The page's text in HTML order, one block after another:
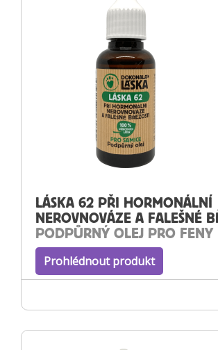
LÁSKA 62 PŘI HORMONÁLNÍ
NEROVNOVÁZE A FALEŠNÉ
PODPŮRNÝ OLEJ PRO FENY
Prohlédnout produkt